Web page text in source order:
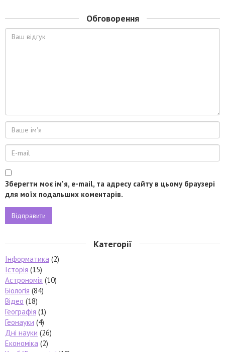
Обговорення
Зберегти моє ім'я, e-mail, та адресу сайту в цьому браузері
для моїх подальших коментарів.
Категорії
Інформатика (2)
Історія (15)
Астрономія (10)
Біологія (84)
Відео (18)
Географія (1)
Геонауки (4)
Дні науки (26)
Економіка (2)